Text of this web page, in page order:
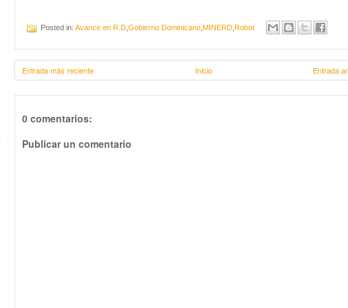
Posted in: Avance en R.D Gobierno Dominicano MINERD Robot
Entrada más reciente Entrada
Inicio
0 comentarios:
Publicar un comentario